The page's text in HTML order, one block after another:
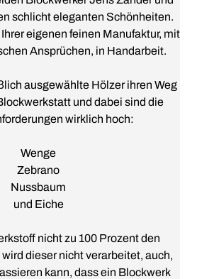
schlicht eleganten Schönheiten.
eigenen feinen Manufaktur, mit
Ansprüchen, in Handarbeit.
ausgewählte Hölzer ihren Weg
und dabei sind die
wirklich hoch:
Wenge
Zebrano
Nussbaum
und Eiche
nicht zu 100 Prozent den
dieser nicht verarbeitet, auch,
kann, dass ein Blockwerk